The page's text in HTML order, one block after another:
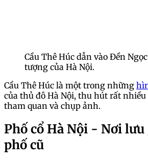
Cầu Thê Húc dẫn vào Đền
tượng của Hà Nội.
Cầu Thê Húc là một trong những
của thủ đô Hà Nội, thu hút rất
tham quan và chụp ảnh.
Phố cổ Hà Nội - Nơi
phố cũ